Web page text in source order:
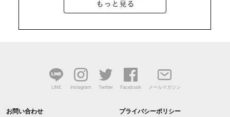
LINE Instagram Twitter Facebook メールマガジン
お問い合わせ プライバシーポリシー